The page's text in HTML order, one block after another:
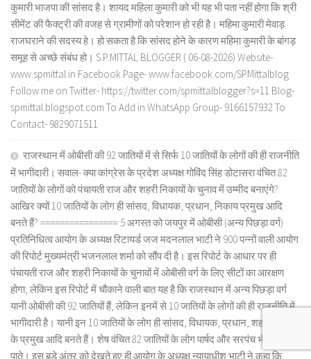
कुमारी भाजपा की सांसद है। शायद महिला कुमारी को भी यह भी पता नहीं होगा कि श्री
सीमेंट की फैक्ट्री की वजह से ग्रामीणों को परेशान हो रही है। महिमा कुमारी मेवाड़
राजघराने की सदस्य हे। हो सकता है कि सांसद होने के कारण महिमा कुमारी के बांगड़
समूह से अच्छे संबंध हो। S.P.MITTAL BLOGGER ( 06-08-2026) Website-
www.spmittal.in Facebook Page- www.facebook.com/SPMittalblog
Follow me on Twitter- https://twitter.com/spmittalblogger?s=11 Blog-
spmittal.blogspot.com To Add in WhatsApp Group- 9166157932 To
Contact- 9829071511
राजस्थान में ओबीसी की 92 जातियों में से सिर्फ 10 जातियों के लोगों की ही राजनीति
में भागीदारी। सवाल- क्या कांग्रेस के प्रदेश अध्यक्ष गोविंद सिंह डोटासरा वंचित 82
जातियों के लोगों को पंचायती राज और शहरी निकायों के चुनाव में उम्मीद बनाएंगे?
आखिर क्यों 10 जातियों के लोग ही सांसद, विधायक, प्रधान, निकाय प्रमुख आदि
बनते हैं? ================ 5 अगस्त को जयपुर में ओबीसी (अन्य पिछड़ा वर्ग)
प्रतिनिधित्व आयोग के अध्यक्ष रिटायर्ड जज मदनलाल भाटी ने 900 पन्नों वाली आयोग
की रिपोर्ट मुख्यमंत्री भजनलाल शर्मा को सौंप दी है। इस रिपोर्ट के आधार पर ही
पंचायती राज और शहरी निकायों के चुनावों में ओबीसी वर्ग के लिए सीटों का आरक्षण
होगा, लेकिन इस रिपोर्ट में चौकाने वाली बात यह है कि राजस्थान में अन्य पिछड़ा वर्ग
यानी ओबीसी की 92 जातियों हैं, लेकिन इनमें से 10 जातियों के लोगों की ही राजनीति में
भागीदारी है। यानी इन 10 जातियों के लोग ही सांसद, विधायक, प्रधान, शहरी निकायों
के प्रमुख आदि बनते हैं। शेष वंचित 82 जातियों के लोग पार्षद और सरपंच भी नहीं बन
पाते। इस बड़े अंतर को देखते हुए ही आयोग के अध्यक्ष न्यायाधीश भाटी ने कहा कि